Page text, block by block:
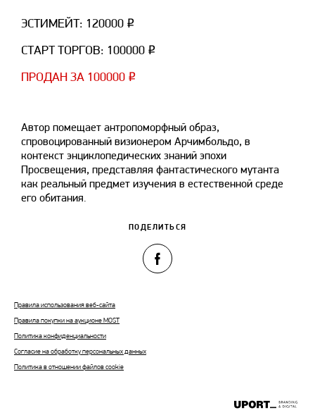
ЭСТИМЕЙТ: 120000 ₽
СТАРТ ТОРГОВ: 100000 ₽
ПРОДАН ЗА 100000 ₽
Автор помещает антропоморфный образ,
спровоцированный визионером Арчимбольдо, в
контекст энциклопедических знаний эпохи
Просвещения, представляя фантастического мутанта
как реальный предмет изучения в естественной среде
его обитания.
ПОДЕЛИТЬСЯ
Правила использования веб-сайта
Правила покупки на аукционе MOST
Политика конфиденциальности
Согласие на обработку персональных данных
Политика в отношении файлов cookie